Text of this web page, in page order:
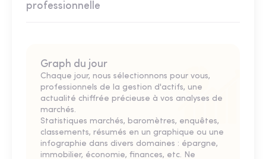
professionnelle
Graph du jour
Chaque jour, nous sélectionnons pour vous,
professionnels de la gestion d'actifs, une
actualité chiffrée précieuse à vos analyses de
marchés.
Statistiques marchés, baromètres, enquêtes,
classements, résumés en un graphique ou une
infographie dans divers domaines : épargne,
immobilier, économie, finances, etc. Ne